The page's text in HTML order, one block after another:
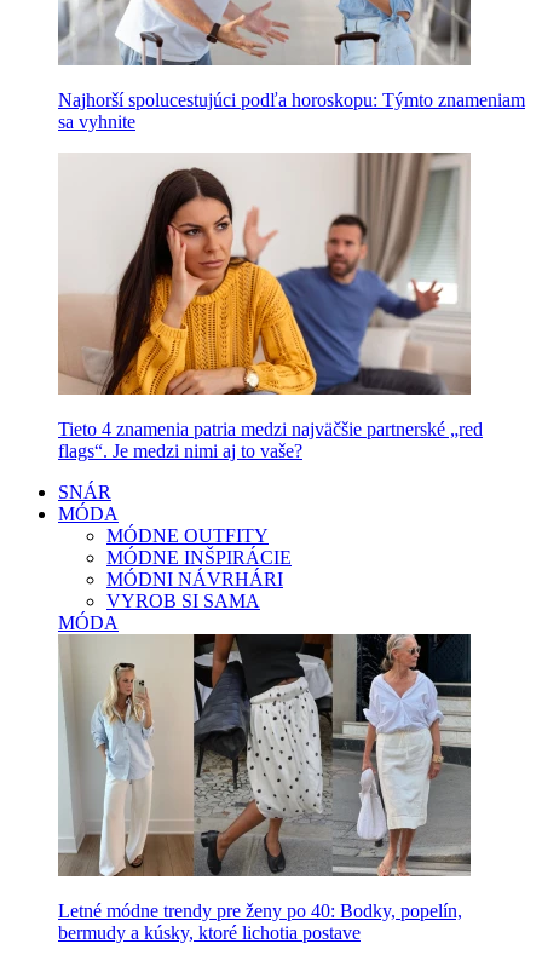
Najhorší spolucestujúci podľa horoskopu: Týmto znameniam
sa vyhnite
Tieto 4 znamenia patria medzi najväčšie partnerské „red
flags“. Je medzi nimi aj to vaše?
SNÁR
MÓDA
MÓDNE OUTFITY
MÓDNE INŠPIRÁCIE
MÓDNI NÁVRHÁRI
VYROB SI SAMA
MÓDA
Letné módne trendy pre ženy po 40: Bodky, popelín,
bermudy a kúsky, ktoré lichotia postave